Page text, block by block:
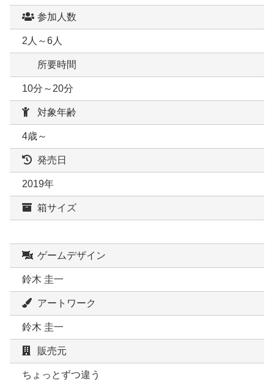
参加人数
2人～6人
所要時間
10分～20分
対象年齢
4歳～
発売日
2019年
箱サイズ
ゲームデザイン
鈴木 圭一
アートワーク
鈴木 圭一
販売元
ちょっとずつ違う